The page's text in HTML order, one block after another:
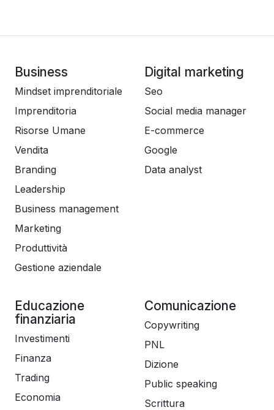
Business
Mindset imprenditoriale
Imprenditoria
Risorse Umane
Vendita
Branding
Leadership
Business management
Marketing
Produttività
Gestione aziendale
Digital marketing
Seo
Social media manager
E-commerce
Google
Data analyst
Educazione
finanziaria
Investimenti
Finanza
Trading
Economia
Comunicazione
Copywriting
PNL
Dizione
Public speaking
Scrittura